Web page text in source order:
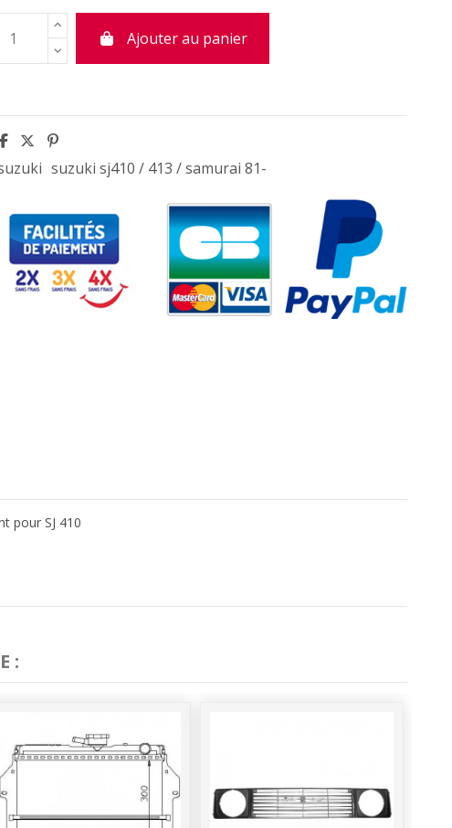
Ajouter au panier
suzuki sj410 / 413 / samurai 81-
pour SJ 410
: